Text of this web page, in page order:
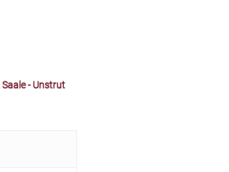
Saale - Unstrut